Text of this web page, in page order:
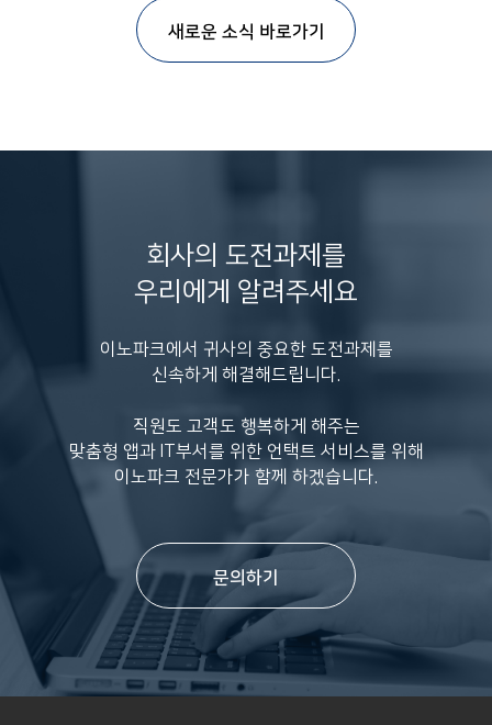
새로운 소식 바로가기
회사의 도전과제를
우리에게 알려주세요
이노파크에서 귀사의 중요한 도전과제를
신속하게 해결해드립니다.
직원도 고객도 행복하게 해주는
맞춤형 앱과 IT부서를 위한 언택트 서비스를 위해
이노파크 전문가가 함께 하겠습니다.
문의하기